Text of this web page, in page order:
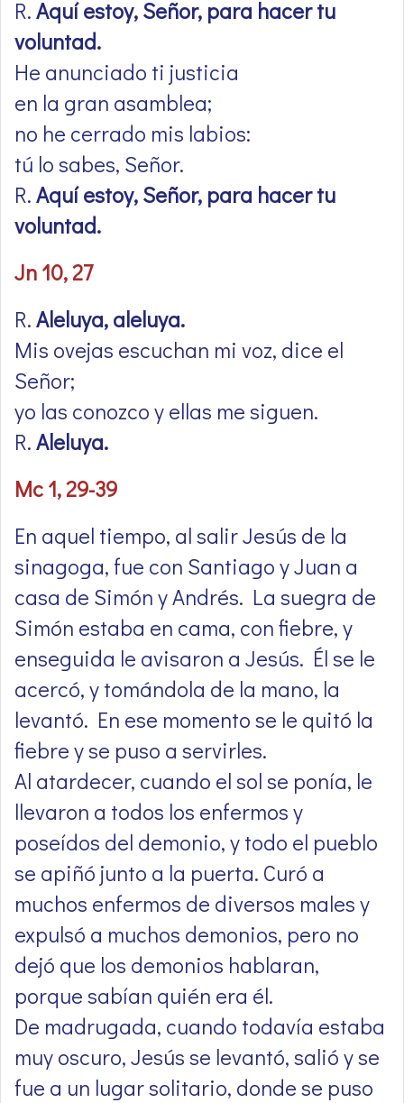
R.Aquí estoy, Señor, para hacer tu
voluntad.
He anunciado ti justicia
en la gran asamblea;
no he cerrado mis labios:
tú lo sabes, Señor.
R.Aquí estoy, Señor, para hacer tu
voluntad.
Jn 10, 27
R.Aleluya, aleluya.
Mis ovejas escuchan mi voz, dice el
Señor;
yo las conozco y ellas me siguen.
R.Aleluya.
Mc 1, 29-39
En aquel tiempo, al salir Jesús de la
sinagoga, fue con Santiago y Juan a
casa de Simón y Andrés. La suegra de
Simón estaba en cama, con fiebre, y
enseguida le avisaron a Jesús. Él se le
acercó, y tomándola de la mano, la
levantó. En ese momento se le quitó la
fiebre y se puso a servirles.
Al atardecer, cuando el sol se ponía, le
llevaron a todos los enfermos y
poseídos del demonio, y todo el pueblo
se apiñó junto a la puerta. Curó a
muchos enfermos de diversos males y
expulsó a muchos demonios, pero no
dejó que los demonios hablaran,
porque sabían quién era él.
De madrugada, cuando todavía estaba
muy oscuro, Jesús se levantó, salió y se
fue a un lugar solitario, donde se puso